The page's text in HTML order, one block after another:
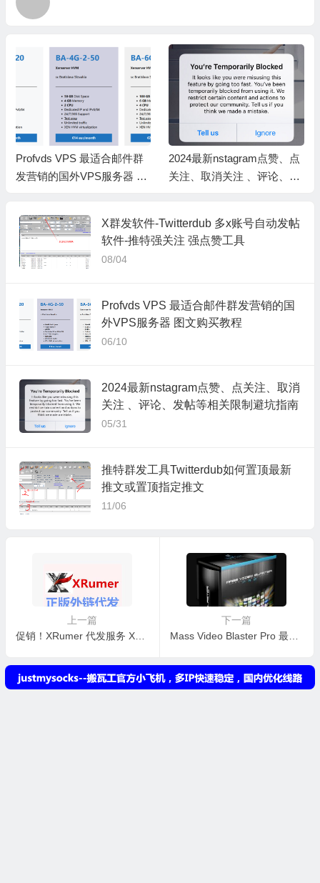
Profvds VPS 最适合邮件群
发营销的国外VPS服务器 图
2024最新nstagram点赞、点
关注、取消关注 、评论、发
X群发软件-Twitterdub 多x账号自动发帖
软件-推特强关注 强点赞工具
08/04
Profvds VPS 最适合邮件群发营销的国
外VPS服务器 图文购买教程
06/10
2024最新nstagram点赞、点关注、取消
关注 、评论、发帖等相关限制避坑指南
05/31
推特群发工具Twitterdub如何置顶最新
推文或置顶指定推文
11/06
上一篇
促销！XRumer 代发服务 XR正版英文SEO外链代发 2.3万条100%可查
下一篇
Mass Video Blaster Pro 最新版 Youtube视频营销软件 批量上传 包升级